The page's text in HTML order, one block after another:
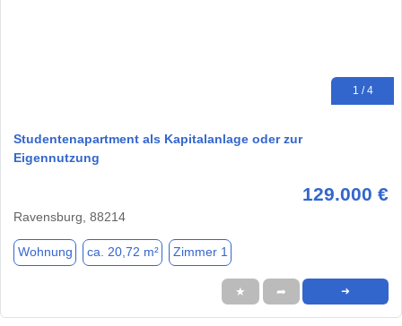
1 / 4
Studentenapartment als Kapitalanlage oder zur
Eigennutzung
129.000 €
Ravensburg, 88214
Wohnung ca. 20,72 m² Zimmer 1
★ ➦ ➜